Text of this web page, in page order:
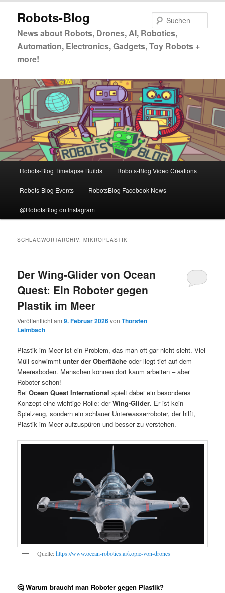
primären
springen
sekundären
springen
Robots-Blog
News about Robots, Drones, AI, Robotics,
Automation, Electronics, Gadgets, Toy Robots +
more!
Robots-Blog Timelapse Builds Robots-Blog Video Creations
Robots-Blog Events RobotsBlog Facebook News
@RobotsBlog on Instagram
SCHLAGWORTARCHIV:MIKROPLASTIK
Der Wing-Glider von Ocean
Quest: Ein Roboter gegen
Plastik im Meer
Veröffentlicht am9. Februar 2026vonThorsten
Leimbach
Plastik im Meer ist ein Problem, das man oft gar nicht sieht. Viel
Müll schwimmtunter der Oberfläche oder liegt tief auf dem
Meeresboden. Menschen können dort kaum arbeiten – aber
Roboter schon!
BeiOcean Quest International spielt dabei ein besonderes
Konzept eine wichtige Rolle: derWing-Glider. Er ist kein
Spielzeug, sondern ein schlauer Unterwasserroboter, der hilft,
Plastik im Meer aufzuspüren und besser zu verstehen.
Quelle:https://www.ocean-robotics.ai/kopie-von-drones
🤔 Warum braucht man Roboter gegen Plastik?